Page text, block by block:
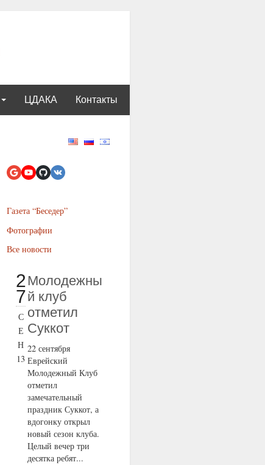
ЦДАКА Контакты
Газета “Беседер”
Фотографии
Все новости
2
7
С
Е
Н
13
Молодежны
й клуб
отметил
Суккот
22 сентября
Еврейский
Молодежный Клуб
отметил
замечательный
праздник Суккот, а
вдогонку открыл
новый сезон клуба.
Целый вечер три
десятка ребят...